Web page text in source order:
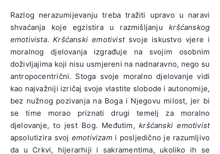
Razlog nerazumijevanju treba tražiti upravo u naravi
shvaćanja koje egzistira u razmišljanjukršćanskog
emotivista.Kršćanski emotivistsvoje iskustvo vjere i
moralnog djelovanja izgrađuje na svojim osobnim
doživljajima koji nisu usmjereni na nadnaravno, nego su
antropocentrični. Stoga svoje moralno djelovanje vidi
kao najvažniji izričaj svoje vlastite slobode i autonomije,
bez nužnog pozivanja na Boga i Njegovu milost, jer bi
se time morao priznati drugi temelj za moralno
djelovanje, to jest Bog. Međutim,kršćanski emotivist
apsolutizira svoj emotivizami posljedično je razumljivo
da u Crkvi, hijerarhiji i sakramentima, ukoliko ih se